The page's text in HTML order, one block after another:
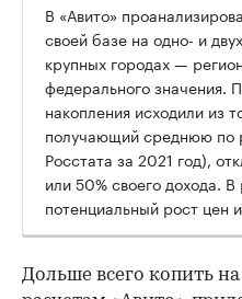
В «Авито»
своей базе на одно- и
крупных городах —
федерального значения.
накопления исходили из
получающий среднюю по
Росстата за 2021 год),
или 50% своего дохода.
потенциальный рост цен
Дольше всего копить